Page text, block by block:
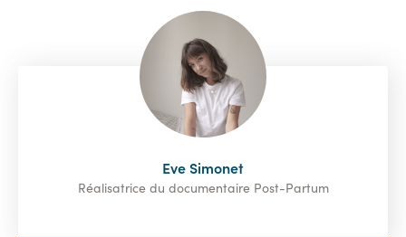
Eve Simonet
Réalisatrice du documentaire Post-Partum